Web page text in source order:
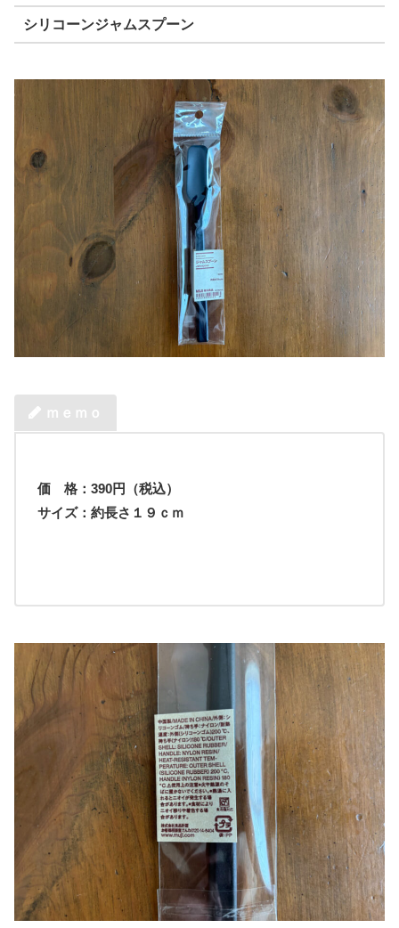
シリコーンジャムスプーン
ｍｅｍｏ
価 格： 390円（税込）
サイズ：約長さ１９ｃｍ